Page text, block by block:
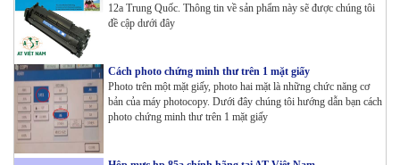
12a Trung Quốc. Thông tin về sản phẩm này sẽ được chúng tôi
đề cập dưới đây
Cách photo chứng minh thư trên 1 mặt giấy
Photo trên một mặt giấy, photo hai mặt là những chức năng cơ
bản của máy photocopy. Dưới đây chúng tôi hướng dẫn bạn cách
photo chứng minh thư trên 1 mặt giấy